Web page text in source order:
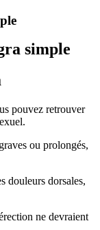
simple
pouvez retrouver
ou prolongés,
douleurs dorsales,
ne devraient